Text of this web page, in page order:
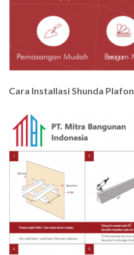
Cara Installasi Shunda Plafon